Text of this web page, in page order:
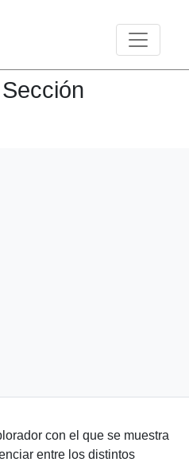
Toggle
con el que se muestra
entre los distintos